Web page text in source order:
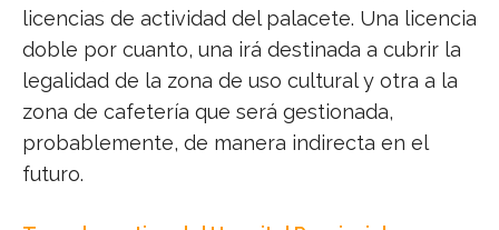
licencias de actividad del palacete. Una licencia
doble por cuanto, una irá destinada a cubrir la
legalidad de la zona de uso cultural y otra a la
zona de cafetería que será gestionada,
probablemente, de manera indirecta en el
futuro.